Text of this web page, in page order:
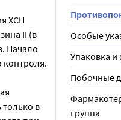
ХСН
II (в
Начало
контроля.
только в
Особые
Упаковка
Побочные
группа